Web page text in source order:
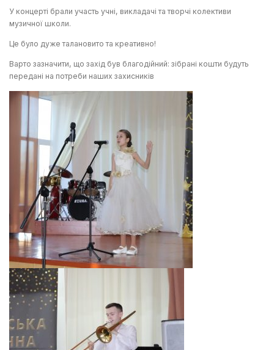
У концерті брали участь учні, викладачі та творчі колективи
музичної школи.
Це було дуже талановито та креативно!
Варто зазначити, що захід був благодійний: зібрані кошти будуть
передані на потреби наших захисників